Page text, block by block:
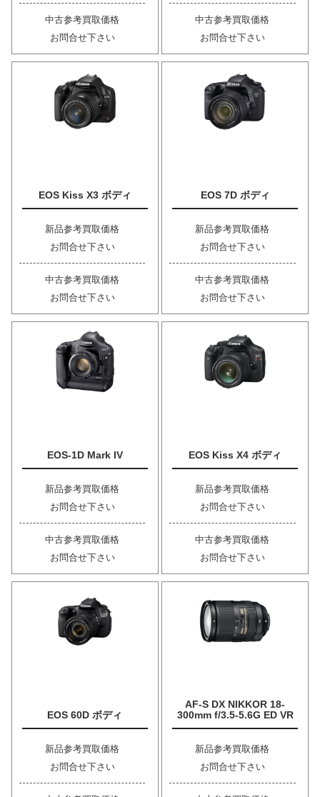
中古参考買取価格
お問合せ下さい
中古参考買取価格
お問合せ下さい
EOS Kiss X3 ボディ
新品参考買取価格
お問合せ下さい
中古参考買取価格
お問合せ下さい
EOS 7D ボディ
新品参考買取価格
お問合せ下さい
中古参考買取価格
お問合せ下さい
EOS-1D Mark IV
新品参考買取価格
お問合せ下さい
中古参考買取価格
お問合せ下さい
EOS Kiss X4 ボディ
新品参考買取価格
お問合せ下さい
中古参考買取価格
お問合せ下さい
EOS 60D ボディ
新品参考買取価格
お問合せ下さい
AF-S DX NIKKOR 18-
300mm f/3.5-5.6G ED VR
新品参考買取価格
お問合せ下さい